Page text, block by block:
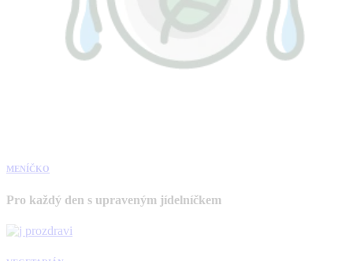
MENÍČKO
Pro každý den s upraveným jídelníčkem